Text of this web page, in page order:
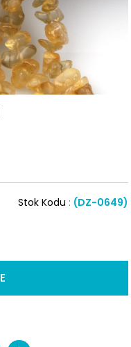
(DZ-0649)
Stok Kodu